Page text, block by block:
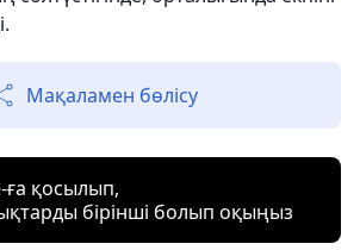
Мақаламен бөлісу
ға қосылып,
бірінші болып оқыңыз